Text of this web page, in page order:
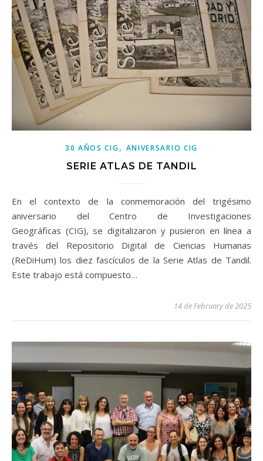
30 AÑOS CIG, ANIVERSARIO CIG
SERIE ATLAS DE TANDIL
En el contexto de la conmemoración del trigésimo
aniversario del Centro de Investigaciones
Geográficas (CIG), se digitalizaron y pusieron en línea a
través del Repositorio Digital de Ciencias Humanas
(ReDiHum) los diez fascículos de la Serie Atlas de Tandil.
Este trabajo está compuesto…
14 de February de 2025